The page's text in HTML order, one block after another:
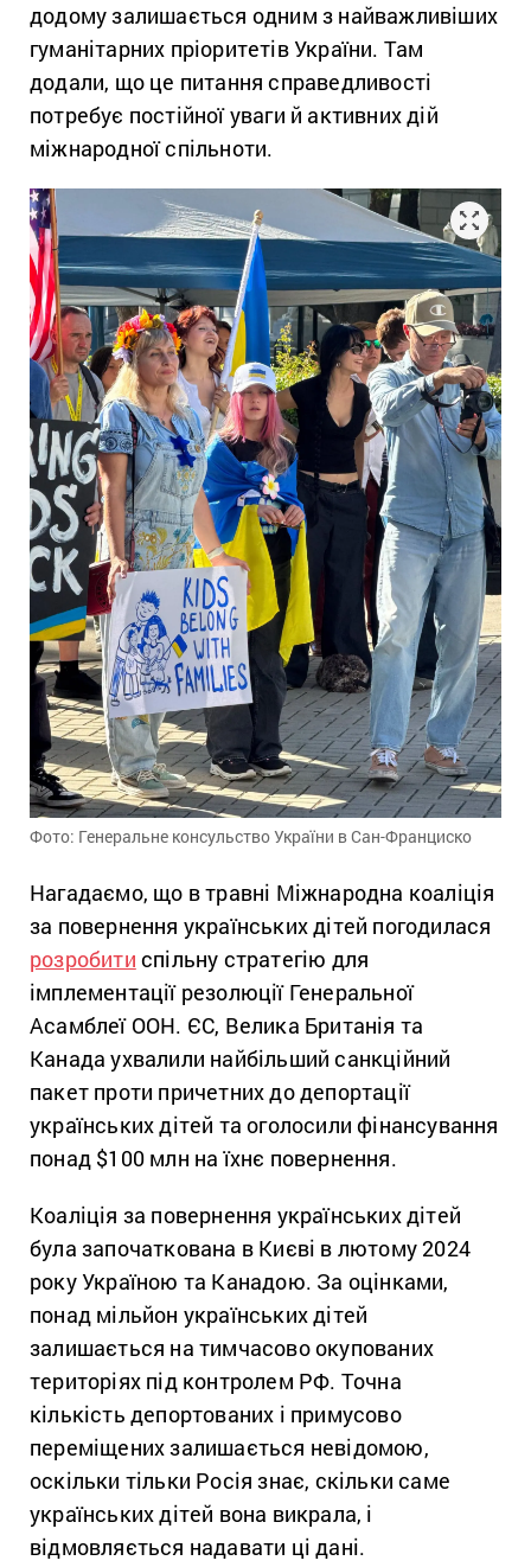
додому залишається одним з найважливіших
гуманітарних пріоритетів України. Там
додали, що це питання справедливості
потребує постійної уваги й активних дій
міжнародної спільноти.
Фото: Генеральне консульство України в Сан-Франциско
Нагадаємо, що в травні Міжнародна коаліція
за повернення українських дітей погодилася
розробити спільну стратегію для
імплементації резолюції Генеральної
Асамблеї ООН. ЄС, Велика Британія та
Канада ухвалили найбільший санкційний
пакет проти причетних до депортації
українських дітей та оголосили фінансування
понад $100 млн на їхнє повернення.
Коаліція за повернення українських дітей
була започаткована в Києві в лютому 2024
року Україною та Канадою. За оцінками,
понад мільйон українських дітей
залишається на тимчасово окупованих
територіях під контролем РФ. Точна
кількість депортованих і примусово
переміщених залишається невідомою,
оскільки тільки Росія знає, скільки саме
українських дітей вона викрала, і
відмовляється надавати ці дані.